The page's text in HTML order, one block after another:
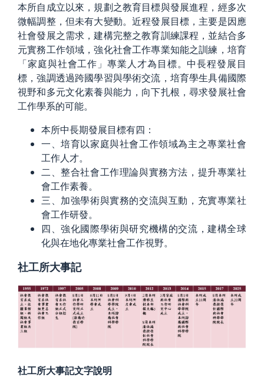
本所自成立以來，規劃之教育目標與發展進程，經多次
微幅調整，但未有大變動。近程發展目標，主要是因應
社會發展之需求，建構完整之教育訓練課程，並結合多
元實務工作領域，強化社會工作專業知能之訓練，培育
「家庭與社會工作」專業人才為目標。中長程發展目
標，強調透過跨國學習與學術交流，培育學生具備國際
視野和多元文化素養與能力，向下扎根，尋求發展社會
工作學系的可能。
本所中長期發展目標有四：
一、培育以家庭與社會工作領域為主之專業社會
工作人才。
二、整合社會工作理論與實務方法，提升專業社
會工作素養。
三、加強學術與實務的交流與互動，充實專業社
會工作研發。
四、強化國際學術與研究機構的交流，建構全球
化與在地化專業社會工作視野。
社工所大事記
社工所大事記文字說明